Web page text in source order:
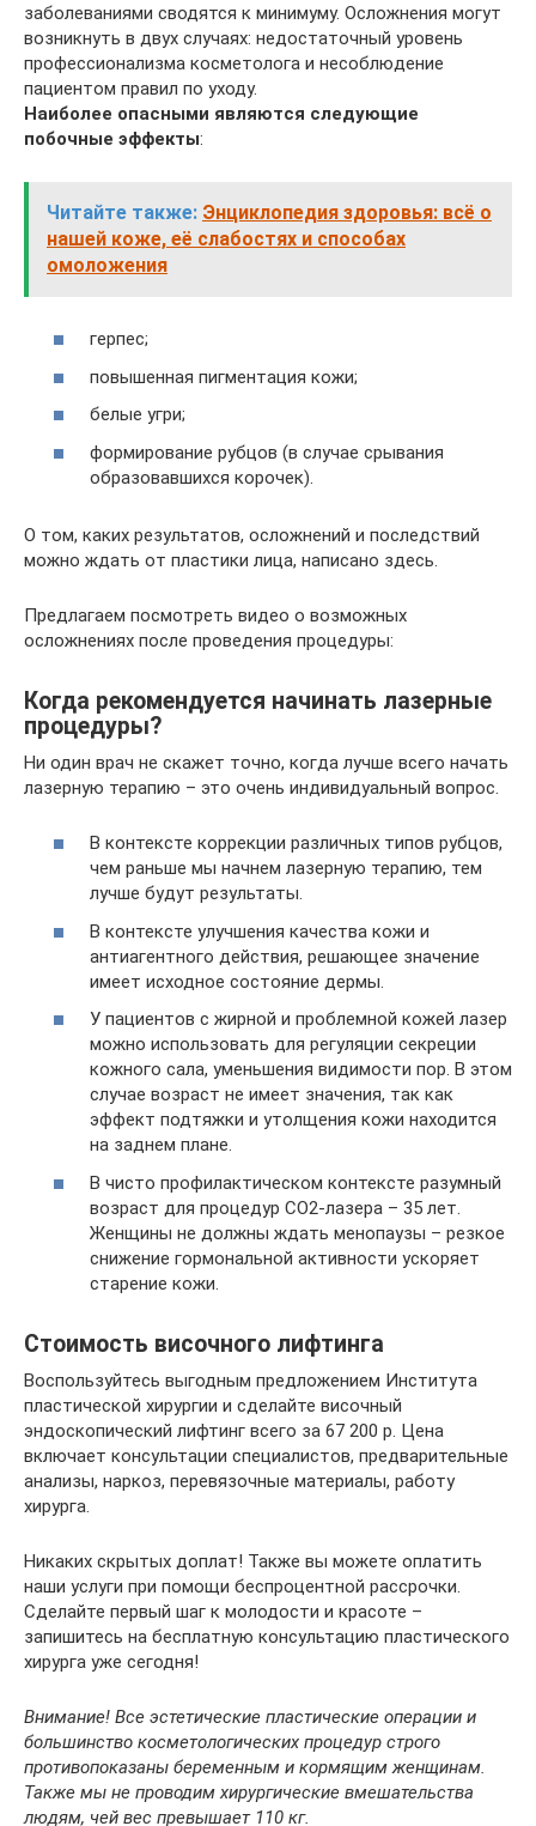
заболеваниями сводятся к минимуму. Осложнения могут
возникнуть в двух случаях: недостаточный уровень
профессионализма косметолога и несоблюдение
пациентом правил по уходу.
Наиболее опасными являются следующие
побочные эффекты:
Читайте также: Энциклопедия здоровья: всё о
нашей коже, её слабостях и способах
омоложения
герпес;
повышенная пигментация кожи;
белые угри;
формирование рубцов (в случае срывания
образовавшихся корочек).
О том, каких результатов, осложнений и последствий
можно ждать от пластики лица, написано здесь.
Предлагаем посмотреть видео о возможных
осложнениях после проведения процедуры:
Когда рекомендуется начинать лазерные
процедуры?
Ни один врач не скажет точно, когда лучше всего начать
лазерную терапию – это очень индивидуальный вопрос.
В контексте коррекции различных типов рубцов,
чем раньше мы начнем лазерную терапию, тем
лучше будут результаты.
В контексте улучшения качества кожи и
антиагентного действия, решающее значение
имеет исходное состояние дермы.
У пациентов с жирной и проблемной кожей лазер
можно использовать для регуляции секреции
кожного сала, уменьшения видимости пор. В этом
случае возраст не имеет значения, так как
эффект подтяжки и утолщения кожи находится
на заднем плане.
В чисто профилактическом контексте разумный
возраст для процедур СО2-лазера – 35 лет.
Женщины не должны ждать менопаузы – резкое
снижение гормональной активности ускоряет
старение кожи.
Стоимость височного лифтинга
Воспользуйтесь выгодным предложением Института
пластической хирургии и сделайте височный
эндоскопический лифтинг всего за 67 200 р. Цена
включает консультации специалистов, предварительные
анализы, наркоз, перевязочные материалы, работу
хирурга.
Никаких скрытых доплат! Также вы можете оплатить
наши услуги при помощи беспроцентной рассрочки.
Сделайте первый шаг к молодости и красоте –
запишитесь на бесплатную консультацию пластического
хирурга уже сегодня!
Внимание! Все эстетические пластические операции и
большинство косметологических процедур строго
противопоказаны беременным и кормящим женщинам.
Также мы не проводим хирургические вмешательства
людям, чей вес превышает 110 кг.